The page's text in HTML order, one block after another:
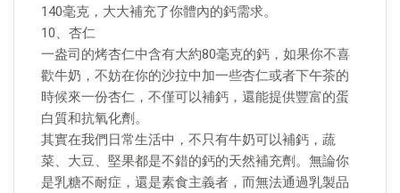
140毫克，大大補充了你體內的鈣需求。
10、杏仁
一盎司的烤杏仁中含有大約80毫克的鈣，如果你不喜
歡牛奶，不妨在你的沙拉中加一些杏仁或者下午茶的
時候來一份杏仁，不僅可以補鈣，還能提供豐富的蛋
白質和抗氧化劑。
其實在我們日常生活中，不只有牛奶可以補鈣，蔬
菜、大豆、堅果都是不錯的鈣的天然補充劑。無論你
是乳糖不耐症，還是素食主義者，而無法通過乳製品